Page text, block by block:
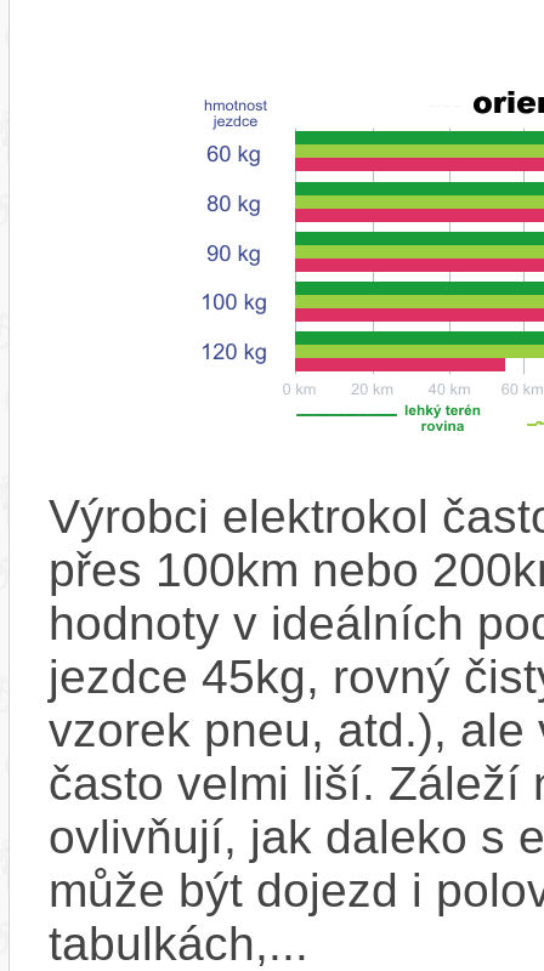
Výrobci elektrokol
přes 100km nebo
hodnoty v ideálních
jezdce 45kg, rovný
vzorek pneu, atd.),
často velmi liší. Záleží
ovlivňují, jak daleko s
může být dojezd i
tabulkách,...